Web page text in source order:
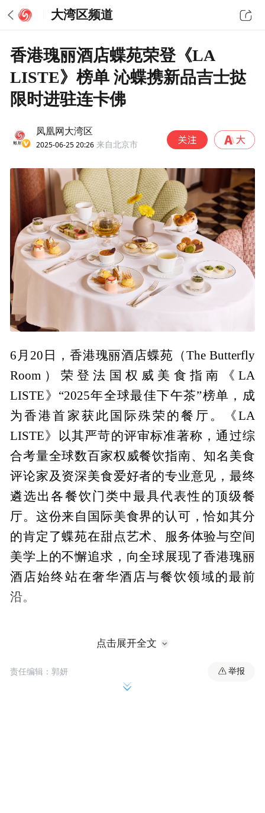
大湾区频道
香港瑰丽酒店蝶苑荣登《LA
LISTE》榜单 沁蝶携新品吉士挞
限时进驻连卡佛
凤凰网大湾区
2025-06-25 20:26 来自北京市
6月20日，香港瑰丽酒店蝶苑（The Butterfly
Room）荣登法国权威美食指南《LA
LISTE》“2025年全球最佳下午茶”榜单，成
为香港首家获此国际殊荣的餐厅。《LA
LISTE》以其严苛的评审标准著称，通过综
合考量全球数百家权威餐饮指南、知名美食
评论家及资深美食爱好者的专业意见，最终
遴选出各餐饮门类中最具代表性的顶级餐
厅。这份来自国际美食界的认可，恰如其分
的肯定了蝶苑在甜点艺术、服务体验与空间
美学上的不懈追求，向全球展现了香港瑰丽
酒店始终站在奢华酒店与餐饮领域的最前
沿。
点击展开全文
责任编辑：郭妍 举报